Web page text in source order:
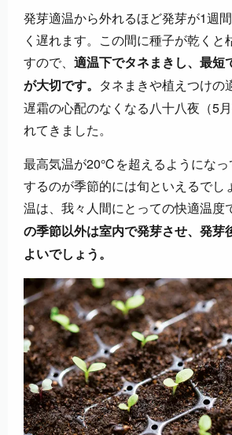
発芽適温から外れるほど発芽が1週
く遅れます。この間に種子が乾くと
すので、
適温下でタネまきし、最短
が大切です。
タネまきや植えつけの
遅霜の心配のなくなる八十八夜（5
れてきました。
最高気温が20℃を超えるようになっ
するのが季節的には旬といえるでし
温は、我々人間にとっての快適温度
の季節以外は室内で発芽させ、発芽
よいでしょう。